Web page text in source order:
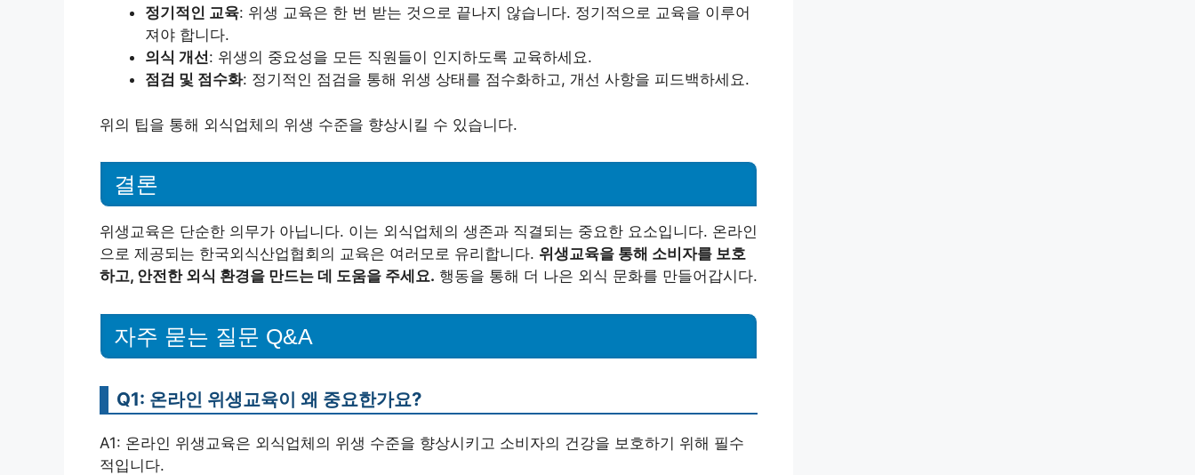
정기적인 교육: 위생 교육은 한 번 받는 것으로 끝나지 않습니다. 정기적으로 교육을 이루어
져야 합니다.
의식 개선: 위생의 중요성을 모든 직원들이 인지하도록 교육하세요.
점검 및 점수화: 정기적인 점검을 통해 위생 상태를 점수화하고, 개선 사항을 피드백하세요.
위의 팁을 통해 외식업체의 위생 수준을 향상시킬 수 있습니다.
결론
위생교육은 단순한 의무가 아닙니다. 이는 외식업체의 생존과 직결되는 중요한 요소입니다. 온라인
으로 제공되는 한국외식산업협회의 교육은 여러모로 유리합니다. 위생교육을 통해 소비자를 보호
하고, 안전한 외식 환경을 만드는 데 도움을 주세요. 행동을 통해 더 나은 외식 문화를 만들어갑시다.
자주 묻는 질문 Q&A
Q1: 온라인 위생교육이 왜 중요한가요?
A1: 온라인 위생교육은 외식업체의 위생 수준을 향상시키고 소비자의 건강을 보호하기 위해 필수
적입니다.